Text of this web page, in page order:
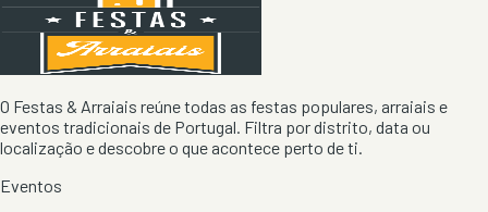
O Festas & Arraiais reúne todas as festas populares, arraiais e
eventos tradicionais de Portugal. Filtra por distrito, data ou
localização e descobre o que acontece perto de ti.
Eventos